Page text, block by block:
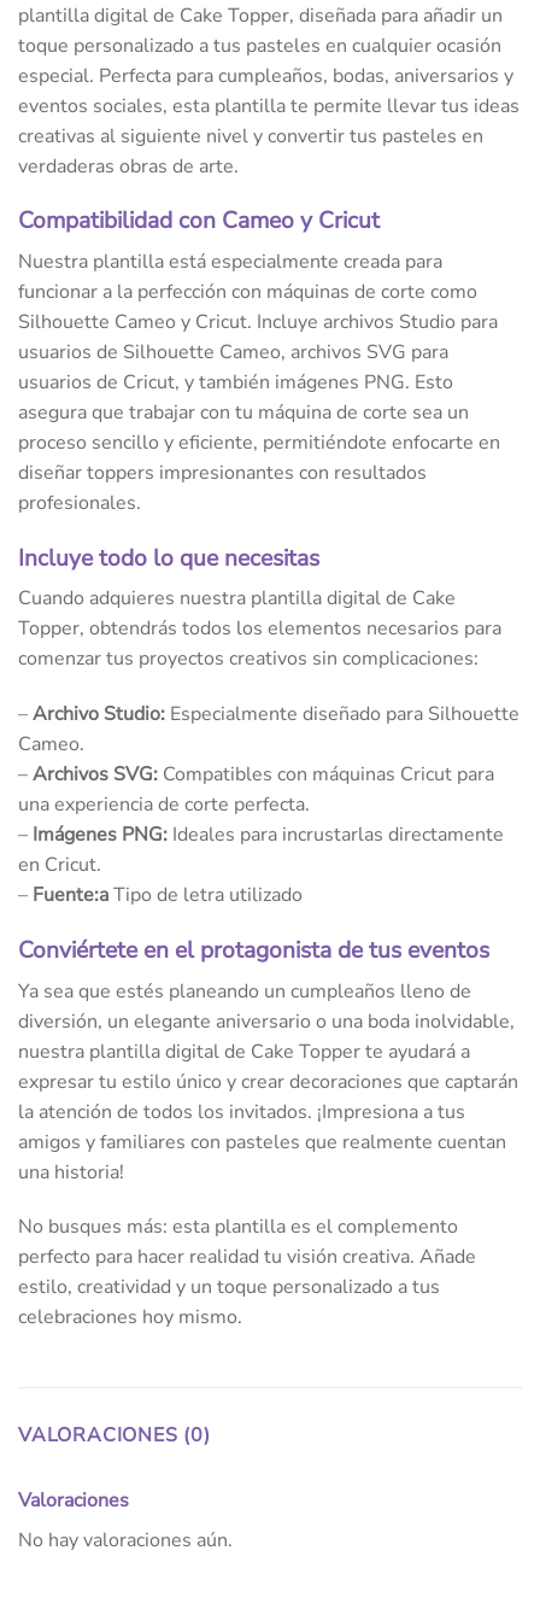
plantilla digital de Cake Topper, diseñada para añadir un
toque personalizado a tus pasteles en cualquier ocasión
especial. Perfecta para cumpleaños, bodas, aniversarios y
eventos sociales, esta plantilla te permite llevar tus ideas
creativas al siguiente nivel y convertir tus pasteles en
verdaderas obras de arte.
Compatibilidad con Cameo y Cricut
Nuestra plantilla está especialmente creada para
funcionar a la perfección con máquinas de corte como
Silhouette Cameo y Cricut. Incluye archivos Studio para
usuarios de Silhouette Cameo, archivos SVG para
usuarios de Cricut, y también imágenes PNG. Esto
asegura que trabajar con tu máquina de corte sea un
proceso sencillo y eficiente, permitiéndote enfocarte en
diseñar toppers impresionantes con resultados
profesionales.
Incluye todo lo que necesitas
Cuando adquieres nuestra plantilla digital de Cake
Topper, obtendrás todos los elementos necesarios para
comenzar tus proyectos creativos sin complicaciones:
–Archivo Studio: Especialmente diseñado para Silhouette
Cameo.
–Archivos SVG: Compatibles con máquinas Cricut para
una experiencia de corte perfecta.
– Imágenes PNG: Ideales para incrustarlas directamente
en Cricut.
– Fuente:aTipo de letra utilizado
Conviértete en el protagonista de tus eventos
Ya sea que estés planeando un cumpleaños lleno de
diversión, un elegante aniversario o una boda inolvidable,
nuestra plantilla digital de Cake Topper te ayudará a
expresar tu estilo único y crear decoraciones que captarán
la atención de todos los invitados. ¡Impresiona a tus
amigos y familiares con pasteles que realmente cuentan
una historia!
No busques más: esta plantilla es el complemento
perfecto para hacer realidad tu visión creativa. Añade
estilo, creatividad y un toque personalizado a tus
celebraciones hoy mismo.
VALORACIONES (0)
Valoraciones
No hay valoraciones aún.